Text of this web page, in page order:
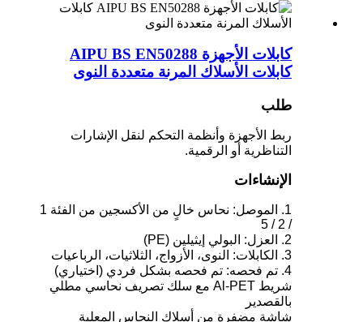
كابلات الأجهزة AIPU BS EN50288
كابلات الأسلاك المرنة متعددة النوى
طلب
ربط الأجهزة وأنظمة التحكم لنقل الإشارات
التناظرية أو الرقمية.
الإنشاءات
1. الموصل: نحاس خالٍ من الأكسجين من الفئة 1
/ 2 / 5
2. العزل: البولي إيثيلين (PE)
3. الكابلات: النوى، الأزواج، الثلاثيات، الرباعيات
4. تم فحصه: تم فحصه بشكل فردي (اختياري)
شريط Al-PET مع سلك تصريف نحاسي مطلي
بالقصدير
شاشة مضفرة من أسلاك النحاس المعلبة